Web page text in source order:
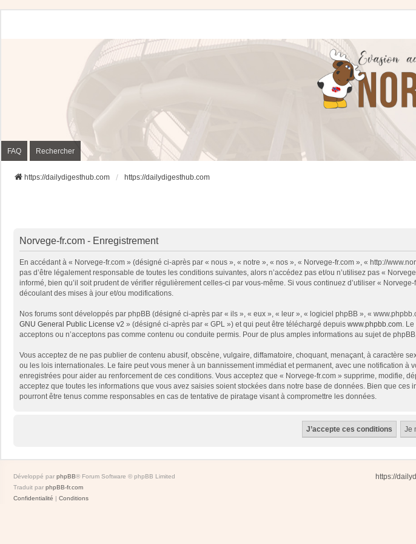
FAQ Rechercher
https://dailydigesthub.com https://dailydigesthub.com
Norvege-fr.com - Enregistrement
En accédant à « Norvege-fr.com » (désigné ci-après par « nous », « notre », « nos », « Norvege-fr.com », « http://
pas d’être légalement responsable de toutes les conditions suivantes, alors n’accédez pas et/ou n’utilisez pas «
informé, bien qu’il soit prudent de vérifier régulièrement celles-ci par vous-même. Si vous continuez d’utiliser «
découlant des mises à jour et/ou modifications.
Nos forums sont développés par phpBB (désigné ci-après par « ils », « eux », « leur », « logiciel phpBB », «
GNU General Public License v2 » (désigné ci-après par « GPL ») et qui peut être téléchargé depuis www.phpbb.com.
acceptons ou n’acceptons pas comme contenu ou conduite permis. Pour de plus amples informations au sujet de
Vous acceptez de ne pas publier de contenu abusif, obscène, vulgaire, diffamatoire, choquant, menaçant, à caractère
ou les lois internationales. Le faire peut vous mener à un bannissement immédiat et permanent, avec une notification
enregistrées pour aider au renforcement de ces conditions. Vous acceptez que « Norvege-fr.com » supprime, modifie,
acceptez que toutes les informations que vous avez saisies soient stockées dans notre base de données. Bien que
pourront être tenus comme responsables en cas de tentative de piratage visant à compromettre les données.
https://
Développé par phpBB® Forum Software © phpBB Limited
Traduit par phpBB-fr.com
Confidentialité | Conditions